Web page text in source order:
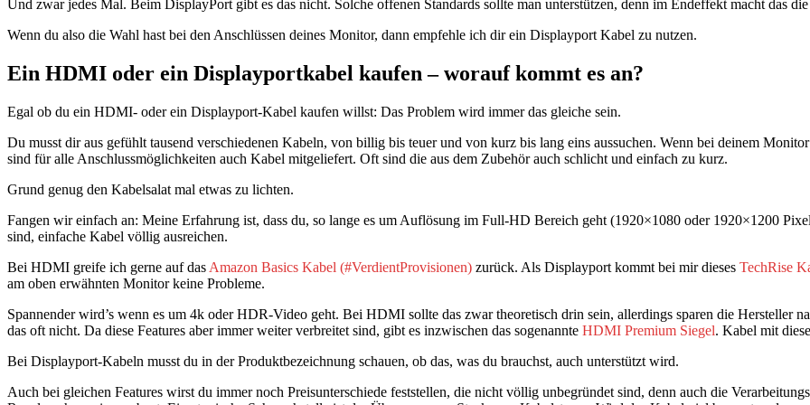
Und zwar jedes Mal. Beim DisplayPort gibt es das nicht. Solche offenen Standards sollte man unterstützen, denn im Endeffekt macht das
Wenn du also die Wahl hast bei den Anschlüssen deines Monitor, dann empfehle ich dir ein Displayport Kabel zu nutzen.
Ein HDMI oder ein Displayportkabel kaufen – worauf kommt es an?
Egal ob du ein HDMI- oder ein Displayport-Kabel kaufen willst: Das Problem wird immer das gleiche sein.
Du musst dir aus gefühlt tausend verschiedenen Kabeln, von billig bis teuer und von kurz bis lang eins aussuchen. Wenn bei deinem
sind für alle Anschlussmöglichkeiten auch Kabel mitgeliefert. Oft sind die aus dem Zubehör auch schlicht und einfach zu kurz.
Grund genug den Kabelsalat mal etwas zu lichten.
Fangen wir einfach an: Meine Erfahrung ist, dass du, so lange es um Auflösung im Full-HD Bereich geht (1920×1080 oder 1920×1200
sind, einfache Kabel völlig ausreichen.
Bei HDMI greife ich gerne auf das Amazon Basics Kabel zurück. Als Displayport kommt bei mir dieses TechRise
am oben erwähnten Monitor keine Probleme.
Spannender wird’s wenn es um 4k oder HDR-Video geht. Bei HDMI sollte das zwar theoretisch drin sein, allerdings sparen die Hersteller
das oft nicht. Da diese Features aber immer weiter verbreitet sind, gibt es inzwischen das sogenannte HDMI Premium Siegel. Kabel mit
Bei Displayport-Kabeln musst du in der Produktbezeichnung schauen, ob das, was du brauchst, auch unterstützt wird.
Auch bei gleichen Features wirst du immer noch Preisunterschiede feststellen, die nicht völlig unbegründet sind, denn auch die